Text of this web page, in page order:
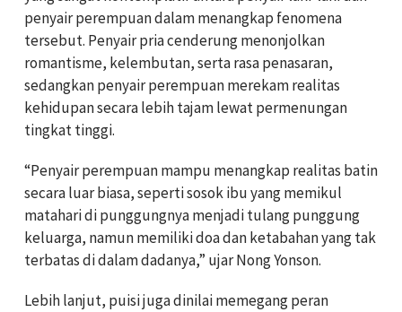
penyair perempuan dalam menangkap fenomena
tersebut. Penyair pria cenderung menonjolkan
romantisme, kelembutan, serta rasa penasaran,
sedangkan penyair perempuan merekam realitas
kehidupan secara lebih tajam lewat permenungan
tingkat tinggi.
“Penyair perempuan mampu menangkap realitas batin
secara luar biasa, seperti sosok ibu yang memikul
matahari di punggungnya menjadi tulang punggung
keluarga, namun memiliki doa dan ketabahan yang tak
terbatas di dalam dadanya,” ujar Nong Yonson.
Lebih lanjut, puisi juga dinilai memegang peran